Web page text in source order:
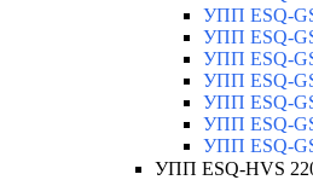
УПП ESQ-
УПП ESQ-
УПП ESQ-
УПП ESQ-
УПП ESQ-
УПП ESQ-
УПП ESQ-
УПП ESQ-HVS